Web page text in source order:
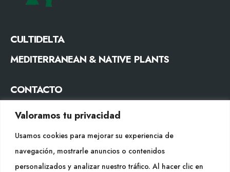
Valoramos tu privacidad
Usamos cookies para mejorar su experiencia de
navegación, mostrarle anuncios o contenidos
personalizados y analizar nuestro tráfico. Al hacer clic en
CULTIDELTA
MEDITERRANEAN & NATIVE PLANTS
CONTACTO
SÍGUENOS